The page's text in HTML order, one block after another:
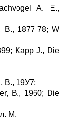
A. E.,
В., 1877-78; W
Kapp J., Die
В., 19У7;
B., 1960; Die
М.